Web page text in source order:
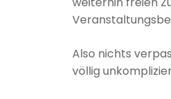
Also nichts
völlig